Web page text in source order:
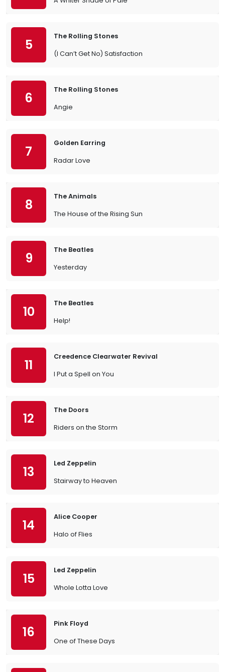
5
The Rolling Stones
(I Can’t Get No) Satisfaction
6
The Rolling Stones
Angie
7
Golden Earring
Radar Love
8
The Animals
The House of the Rising Sun
9
The Beatles
Yesterday
10
The Beatles
Help!
11
Creedence Clearwater Revival
I Put a Spell on You
12
The Doors
Riders on the Storm
13
Led Zeppelin
Stairway to Heaven
14
Alice Cooper
Halo of Flies
15
Led Zeppelin
Whole Lotta Love
16
Pink Floyd
One of These Days